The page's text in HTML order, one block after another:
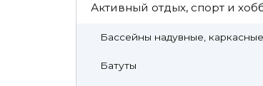
Активный отдых, спорт и
Бассейны надувные, каркасные
Батуты